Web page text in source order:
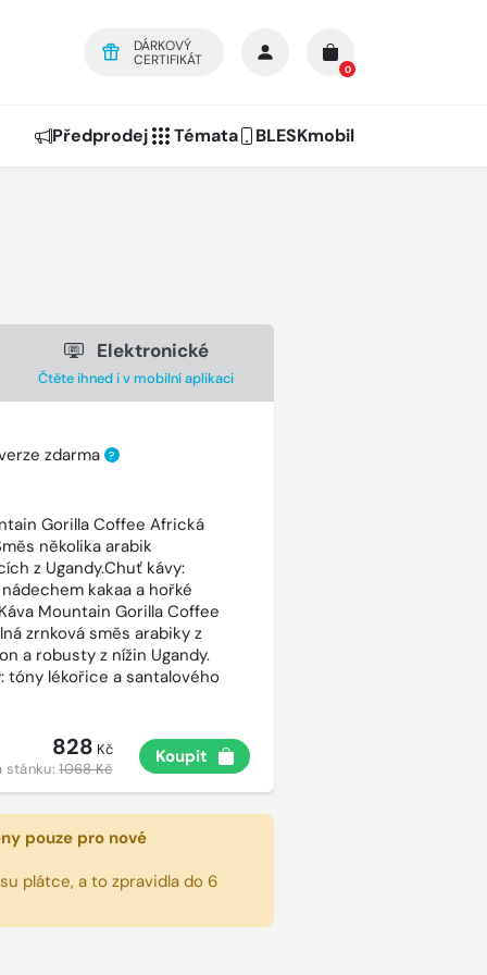
DÁRKOVÝ
CERTIFIKÁT
0
Předprodej Témata BLESKmobil
Elektronické
Čtěte ihned i v mobilní aplikaci
zdarma ?
Gorilla Coffee Africká
několika arabik
z Ugandy.Chuť kávy:
kakaa a hořké
Mountain Gorilla Coffee
zrnková směs arabiky z
a robusty z nížin Ugandy.
tóny lékořice a santalového
828 Kč
stánku:1068 Kč
Koupit
pouze pro nové
plátce, a to zpravidla do 6